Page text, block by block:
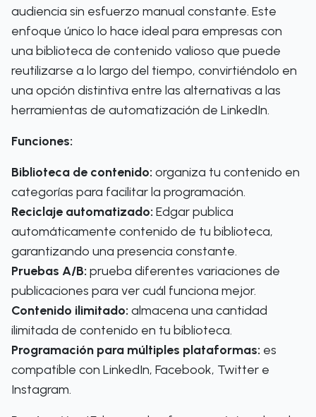
audiencia sin esfuerzo manual constante. Este
enfoque único lo hace ideal para empresas con
una biblioteca de contenido valioso que puede
reutilizarse a lo largo del tiempo, convirtiéndolo en
una opción distintiva entre las alternativas a las
herramientas de automatización de LinkedIn.
Funciones:
Biblioteca de contenido: organiza tu contenido en
categorías para facilitar la programación.
Reciclaje automatizado: Edgar publica
automáticamente contenido de tu biblioteca,
garantizando una presencia constante.
Pruebas A/B: prueba diferentes variaciones de
publicaciones para ver cuál funciona mejor.
Contenido ilimitado: almacena una cantidad
ilimitada de contenido en tu biblioteca.
Programación para múltiples plataformas: es
compatible con LinkedIn, Facebook, Twitter e
Instagram.